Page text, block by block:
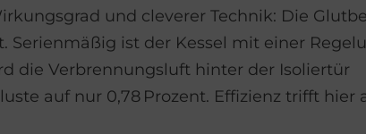
und cleverer Technik: Die
Serienmäßig ist der Kessel mit einer
die Verbrennungsluft hinter der Isoliertür
auf nur 0,78 Prozent. Effizienz trifft hier